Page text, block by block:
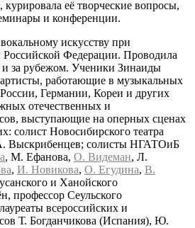
её творческие вопросы,
и конференции.
искусству при
Российской Федерации. Проводила
и за рубежом. Ученики Зинаиды
работающие в музыкальных
Германии, Кореи и других
отечественных и
выступающие на оперных сценах
солист Новосибирского театра
Выскрибенцев; солисты НГАТОиБ
, М. Ефанова, О. Видеман, Л.
, И. Новикова, О. Егудина, В.
и Ханойского
профессор Сеульского
всероссийских и
Т. Богданчикова (Испания), Ю.